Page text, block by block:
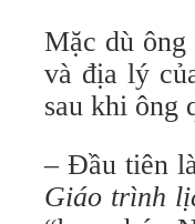
Mặc dù ông
và địa lý
sau khi ông
Giáo trình